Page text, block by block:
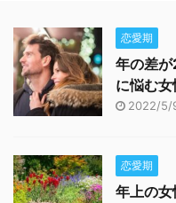
恋愛期
年の差
に悩む
2022/5/
恋愛期
年上の